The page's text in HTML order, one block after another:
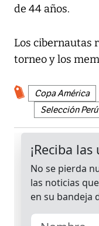
de 44 años.
Los cibernautas
torneo y los
Copa América
Selección Perú